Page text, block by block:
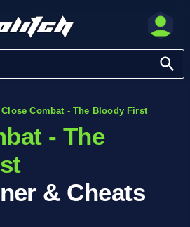
Close Combat - The Bloody First
- The
& Cheats